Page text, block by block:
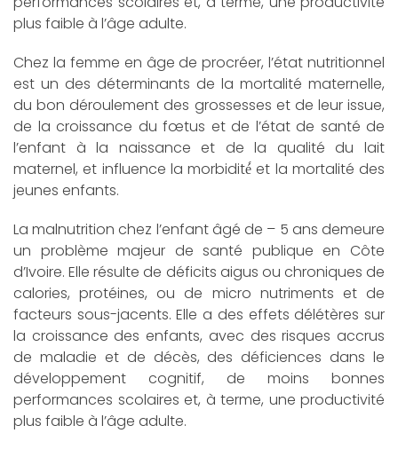
plus faible à l’âge adulte.
Chez la femme en âge de procréer, l’état nutritionnel
est un des déterminants de la mortalité maternelle,
du bon déroulement des grossesses et de leur issue,
de la croissance du fœtus et de l’état de santé de
l’enfant à la naissance et de la qualité du lait
maternel, et influence la morbidité́ et la mortalité des
jeunes enfants.
La malnutrition chez l’enfant âgé de – 5 ans demeure
un problème majeur de santé publique en Côte
d’Ivoire. Elle résulte de déficits aigus ou chroniques de
calories, protéines, ou de micro nutriments et de
facteurs sous-jacents. Elle a des effets délétères sur
la croissance des enfants, avec des risques accrus
de maladie et de décès, des déficiences dans le
développement cognitif, de moins bonnes
performances scolaires et, à terme, une productivité
plus faible à l’âge adulte.